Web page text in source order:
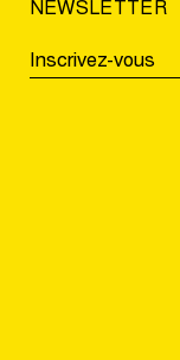
NEWSLETTER
Inscrivez-vous